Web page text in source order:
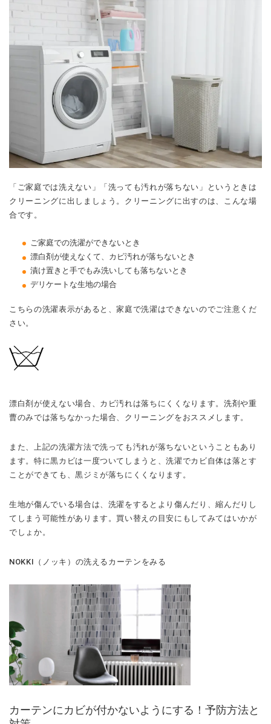
「ご家庭では洗えない」「洗っても汚れが落ちない」というときは
クリーニングに出しましょう。クリーニングに出すのは、こんな場
合です。
ご家庭での洗濯ができないとき
漂白剤が使えなくて、カビ汚れが落ちないとき
漬け置きと手でもみ洗いしても落ちないとき
デリケートな生地の場合
こちらの洗濯表示があると、家庭で洗濯はできないのでご注意くだ
さい。
漂白剤が使えない場合、カビ汚れは落ちにくくなります。洗剤や重
曹のみでは落ちなかった場合、クリーニングをおススメします。
また、上記の洗濯方法で洗っても汚れが落ちないということもあり
ます。特に黒カビは一度ついてしまうと、洗濯でカビ自体は落とす
ことができても、黒ジミが落ちにくくなります。
生地が傷んでいる場合は、洗濯をするとより傷んだり、縮んだりし
てしまう可能性があります。買い替えの目安にもしてみてはいかが
でしょか。
NOKKI（ノッキ）の洗えるカーテンをみる
カーテンにカビが付かないようにする！予防方法と